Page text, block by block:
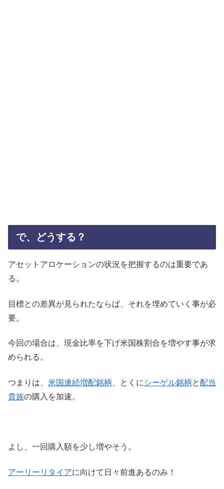
で、どうする？
アセットアロケーションの状況を把握するのは重要であ
る。
目標との差異が見られたならば、それを埋めていく事が必
要。
今回の場合は、現金比率を下げ米国株割合を増やす事が求
められる。
つまりは、 米国連続増配銘柄 、とくに シーゲル銘柄と配当
貴族の購入を加速。
よし、一回購入額を少し増やそう。
アーリーリタイアに向けて日々前進あるのみ！